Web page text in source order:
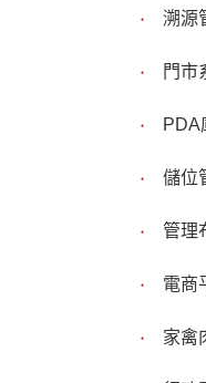
溯源
門市
PDA
儲位
管理
電商
家禽